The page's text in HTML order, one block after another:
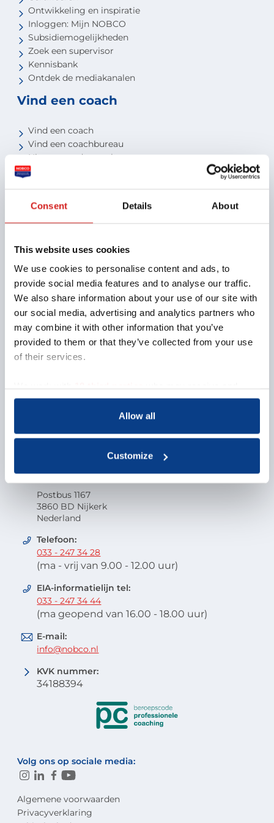
Consent Details About
This website uses cookies
We use cookies to personalise content and ads, to
provide social media features and to analyse our traffic.
We also share information about your use of our site with
our social media, advertising and analytics partners who
may combine it with other information that you’ve
provided to them or that they’ve collected from your use
of their services.
process your information.
Allow all
Customize
Ontwikkeling en inspiratie
Inloggen: Mijn NOBCO
Subsidiemogelijkheden
Zoek een supervisor
Kennisbank
Ontdek de mediakanalen
Vind een coach
Vind een coach
Vind een coachbureau
Niveau van de coach
Voor studenten
Aansluiten als opleider
Aansluiten als coachbureau
Ontdek jouw voordelen als interne coach
Over NOBCO
Missie en visie
Organisatie
EMCC Global
Beroepscode
Klacht indienen
Nederlandse Orde van Beroepscoaches
Postbus 1167
3860 BD Nijkerk
Nederland
Telefoon:
033 - 247 34 28
(ma - vrij van 9.00 - 12.00 uur)
EIA-informatielijn tel:
033 - 247 34 44
(ma geopend van 16.00 - 18.00 uur)
E-mail:
info@nobco.nl
KVK nummer:
34188394
Volg ons op sociale media:
Algemene voorwaarden
Privacyverklaring